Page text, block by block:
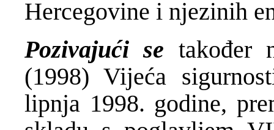
Hercegovine i njezinih
Pozivajući se također
(1998) Vijeća
lipnja 1998. godine,